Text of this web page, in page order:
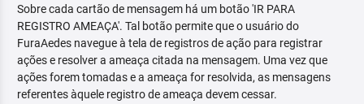
Sobre cada cartão de mensagem há um botão 'IR PARA
REGISTRO AMEAÇA'. Tal botão permite que o usuário do
FuraAedes navegue à tela de registros de ação para registrar
ações e resolver a ameaça citada na mensagem. Uma vez que
ações forem tomadas e a ameaça for resolvida, as mensagens
referentes àquele registro de ameaça devem cessar.